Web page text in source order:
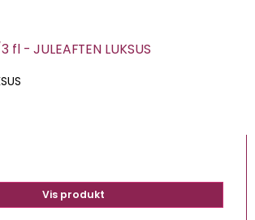
- JULEAFTEN LUKSUS
Vis produkt